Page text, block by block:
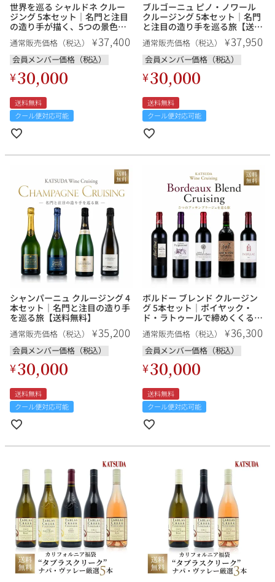
イーグル
チリ その他国
世界を巡る シャルドネ クルー
ジング 5本セット｜名門と注目
の造り手が描く、5つの景色
【送料無料】
通常販売価格（税込） ¥37,400
会員メンバー価格（税込）
¥30,000
送料無料
クール便対応可能
ブルゴーニュ ピノ・ノワール
クルージング 5本セット｜名門
と注目の造り手を巡る旅【送料
無料】
通常販売価格（税込） ¥37,950
会員メンバー価格（税込）
¥30,000
送料無料
クール便対応可能
シャンパーニュ クルージング 4
本セット｜名門と注目の造り手
を巡る旅【送料無料】
通常販売価格（税込） ¥35,200
会員メンバー価格（税込）
¥30,000
送料無料
クール便対応可能
ボルドー ブレンド クルージン
グ 5本セット｜ポイヤック・
ド・ラトゥールで締めくくる、
ボルドーの旅【送料無料】
通常販売価格（税込） ¥36,300
会員メンバー価格（税込）
¥30,000
送料無料
クール便対応可能